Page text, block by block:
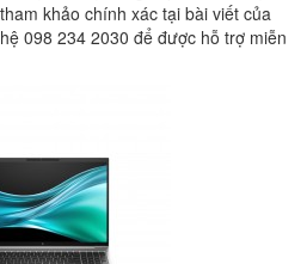
khảo chính xác tại bài viết của
098 234 2030 để được hỗ trợ miễn